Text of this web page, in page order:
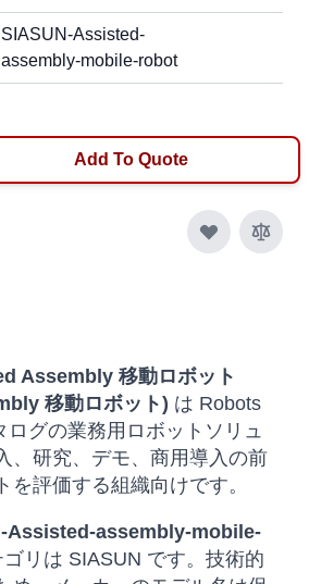
SIASUN-Assisted-
assembly-mobile-robot
Add To Quote
Assembly 移動ロボット
移動ロボット) は Robots
ログの業務用ロボットソリュ
、研究、デモ、商用導入の前
を評価する組織向けです。
Assisted-assembly-mobile-
リは SIASUN です。技術的